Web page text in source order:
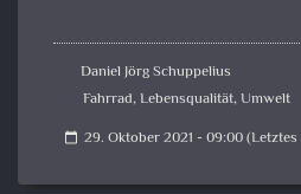
Daniel Jörg Schuppelius
Fahrrad,Lebensqualität,Umwelt
calendar_today 29. Oktober 2021 - 09:00